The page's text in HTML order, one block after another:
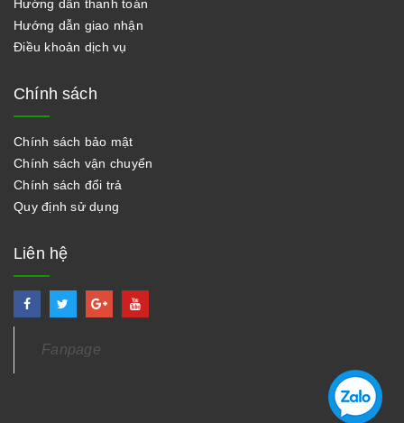
Hướng dẫn thanh toán
Hướng dẫn giao nhận
Điều khoản dịch vụ
Chính sách
Chính sách bảo mật
Chính sách vận chuyển
Chính sách đổi trả
Quy định sử dụng
Liên hệ
Fanpage